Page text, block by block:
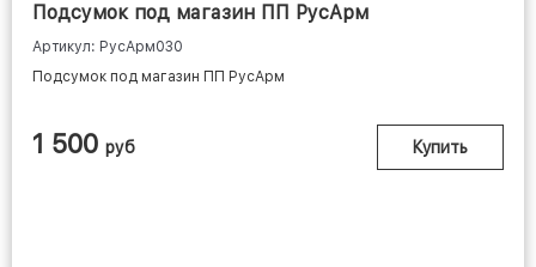
Подсумок под магазин ПП РусАрм
Артикул: РусАрм030
Подсумок под магазин ПП РусАрм
1 500 руб Купить